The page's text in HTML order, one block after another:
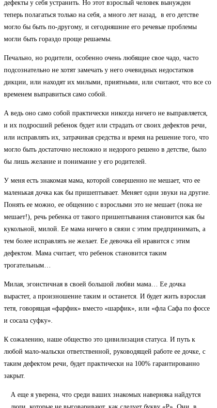
дефекты у себя устранить. Но этот взрослый человек вынужден
теперь полагаться только на себя, а много лет назад, в его детстве
могло бы быть по-другому, и сегодняшние его речевые проблемы
могли быть гораздо проще решаемы.
Печально, но родители, особенно очень любящие свое чадо, часто
подсознательно не хотят замечать у него очевидных недостатков
дикции, или находят их милыми, приятными, или считают, что все со
временем выправиться само собой.
А ведь оно само собой практически никогда ничего не выправляется,
и их подросший ребенок будет или страдать от своих дефектов речи,
или исправлять их, затрачивая средства и время на решение того, что
могло быть достаточно несложно и недорого решено в детстве, было
бы лишь желание и понимание у его родителей.
У меня есть знакомая мама, которой совершенно не мешает, что ее
маленькая дочка как бы пришептывает. Меняет одни звуки на другие.
Понять ее можно, ее общению с взрослыми это не мешает (пока не
мешает!), речь ребенка от такого пришептывания становится как бы
кукольной, милой. Ее мама ничего в связи с этим предпринимать, а
тем более исправлять не желает. Ее девочка ей нравится с этим
дефектом. Мама считает, что ребенок становится таким
трогательным…
Милая, эгоистичная в своей большой любви мама… Ее дочка
вырастет, а произношение таким и останется. И будет жить взрослая
тетя, говорящая «фарфик» вместо «шарфик», или «фла Сафа по фоссе
и сосала суфку».
К сожалению, наше общество это цивилизация статуса. И путь к
любой мало-мальски ответственной, руководящей работе ее дочке, с
таким дефектом речи, будет практически на 100% гарантированно
закрыт.
А еще я уверена, что среди ваших знакомых наверняка найдутся